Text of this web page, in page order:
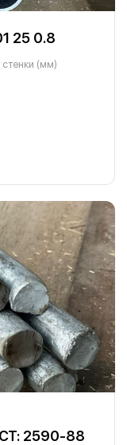
25 0.8
(мм)
2590-88